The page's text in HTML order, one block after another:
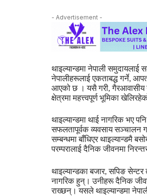
- Advertisement -
थाइल्यान्डमा नेपाली
नेपालीहरूलाई एकताबद्ध गर्ने,
आएको छ । यसै गरी, गैरआवासीय
क्षेत्रमा महत्त्वपूर्ण भूमिका
थाइल्यान्डमा थाई नागरिक भए
सफलतापूर्वक व्यवसाय सञ्चालन
सम्बन्धमा बाँधिएर थाइल्यान्डमै
परम्परालाई दैनिक जीवनमा
थाइल्यान्डका बजार, सपिङ सेन्टर
नागरिक हुन्। उनीहरू दैनिक
राख्छन्। यसले थाइल्यान्डमा